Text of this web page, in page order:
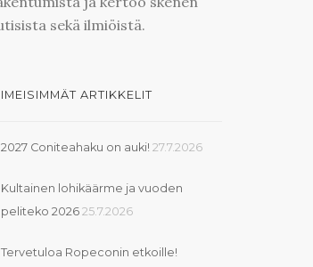
sekä ilmiöistä.
ARTIKKELIT
2027 Coniteahaku on auki! 27.7.2026
Kultainen lohikäärme ja vuoden
peliteko 2026 25.7.2026
Tervetuloa Ropeconin etkoille!